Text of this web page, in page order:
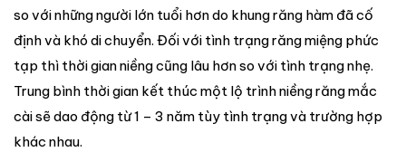
so với những người lớn tuổi hơn do khung răng hàm đã cố
định và khó di chuyển. Đối với tình trạng răng miệng phức
tạp thì thời gian niềng cũng lâu hơn so với tình trạng nhẹ.
Trung bình thời gian kết thúc một lộ trình niềng răng mắc
cài sẽ dao động từ 1 – 3 năm tùy tình trạng và trường hợp
khác nhau.